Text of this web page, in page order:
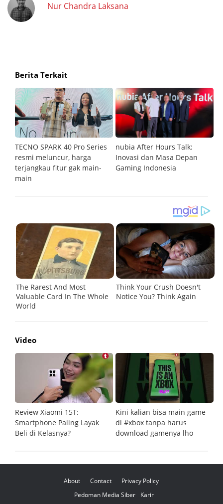
Nur Chandra Laksana
Berita Terkait
TECNO SPARK 40 Pro Series
resmi meluncur, harga
terjangkau fitur gak main-
main
nubia After Hours Talk:
Inovasi dan Masa Depan
Gaming Indonesia
Video
Review Xiaomi 15T:
Smartphone Paling Layak
Beli di Kelasnya?
Kini kalian bisa main game
di #xbox tanpa harus
download gamenya lho
About Contact
Privacy Policy
Pedoman Media Siber
Karir